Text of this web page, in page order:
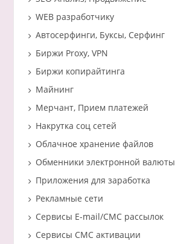
WEB разработчику
Автосерфинги, Буксы, Серфинг
Биржи Proxy, VPN
Биржи копирайтинга
Майнинг
Мерчант, Прием платежей
Накрутка соц сетей
Облачное хранение файлов
Обменники электронной валюты
Приложения для заработка
Рекламные сети
Сервисы E-mail/СМС рассылок
Сервисы СМС активации